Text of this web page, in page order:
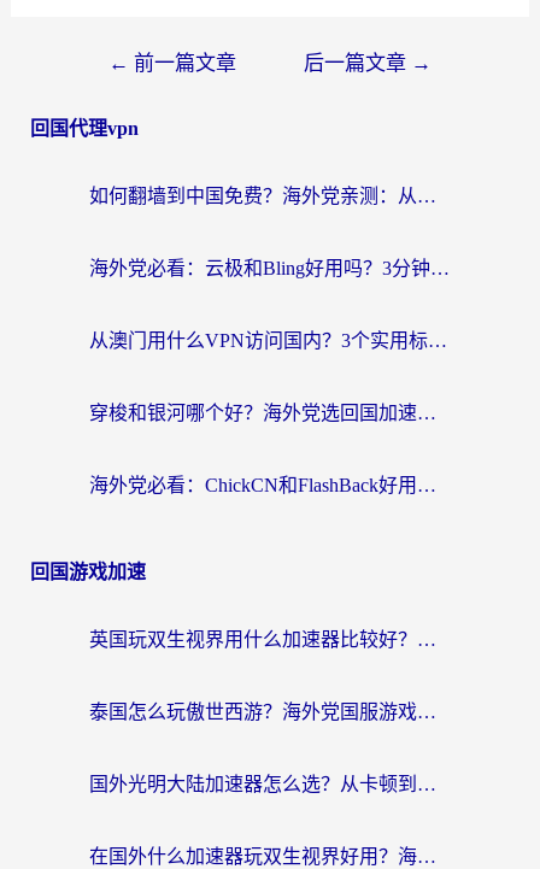
← 前一篇文章 后一篇文章 →
回国代理vpn
如何翻墙到中国免费？海外党亲测：从踩坑到选对加速器的全攻略
海外党必看：云极和Bling好用吗？3分钟教你选对回国加速器
从澳门用什么VPN访问国内？3个实用标准帮你避开坑，无缝刷剧听歌
穿梭和银河哪个好？海外党选回国加速器的避坑指南，附番茄加速器实测体验
海外党必看：ChickCN和FlashBack好用吗？3招教你选对回国加速器（附云极、HomeCN、斧牛vs艾果对比）
回国游戏加速
英国玩双生视界用什么加速器比较好？海外党亲测有效的国服游戏加速方案
泰国怎么玩傲世西游？海外党国服游戏加速终极攻略（附光明大陆量子特攻实测）
国外光明大陆加速器怎么选？从卡顿到丝滑的终极指南（含德国玩走开外星人墨西哥玩俄罗斯方块技巧）
在国外什么加速器玩双生视界好用？海外党亲测不踩坑的终极指南